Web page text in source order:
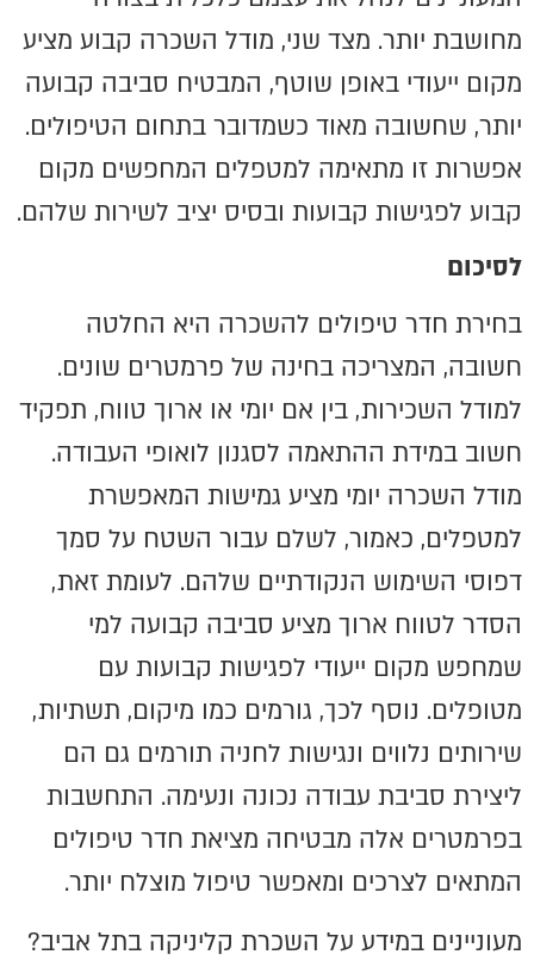
מחושבת יותר. מצד שני, מודל השכרה קבוע מציע
מקום ייעודי באופן שוטף, המבטיח סביבה קבועה
יותר, שחשובה מאוד כשמדובר בתחום הטיפולים.
אפשרות זו מתאימה למטפלים המחפשים מקום
קבוע לפגישות קבועות ובסיס יציב לשירות שלהם.
לסיכום
בחירת חדר טיפולים להשכרה היא החלטה
חשובה, המצריכה בחינה של פרמטרים שונים.
למודל השכירות, בין אם יומי או ארוך טווח, תפקיד
חשוב במידת ההתאמה לסגנון לואופי העבודה.
מודל השכרה יומי מציע גמישות המאפשרת
למטפלים, כאמור, לשלם עבור השטח על סמך
דפוסי השימוש הנקודתיים שלהם. לעומת זאת,
הסדר לטווח ארוך מציע סביבה קבועה למי
שמחפש מקום ייעודי לפגישות קבועות עם
מטופלים. נוסף לכך, גורמים כמו מיקום, תשתיות,
שירותים נלווים ונגישות לחניה תורמים גם הם
ליצירת סביבת עבודה נכונה ונעימה. התחשבות
בפרמטרים אלה מבטיחה מציאת חדר טיפולים
המתאים לצרכים ומאפשר טיפול מוצלח יותר.
מעוניינים במידע על השכרת קליניקה בתל אביב?